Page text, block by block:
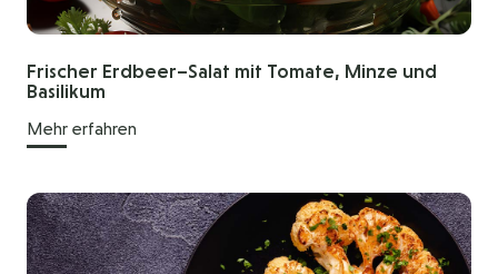
Frischer Erdbeer–Salat mit Tomate, Minze und
Basilikum
Mehr erfahren